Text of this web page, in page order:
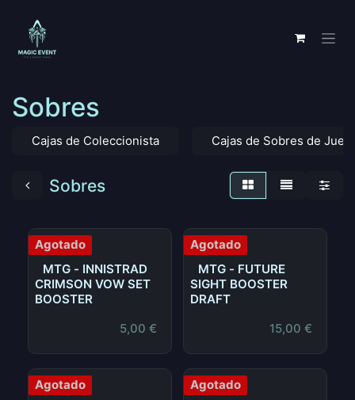
Sobres
Cajas de Coleccionista Cajas de Sobres de
Sobres
Agotado
MTG - INNISTRAD
CRIMSON VOW SET
BOOSTER
5,00 €
Agotado
MTG - FUTURE
SIGHT BOOSTER
DRAFT
15,00 €
Agotado
Agotado